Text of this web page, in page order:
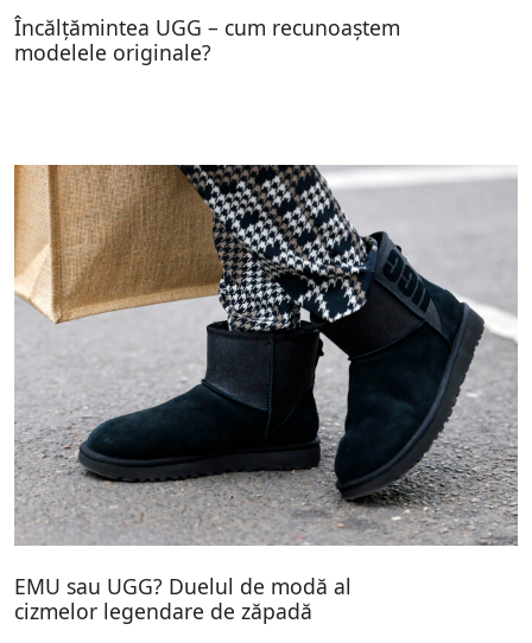
Încălțămintea UGG – cum recunoaștem
modelele originale?
EMU sau UGG? Duelul de modă al
cizmelor legendare de zăpadă